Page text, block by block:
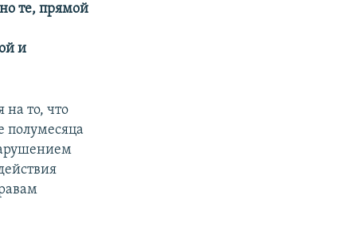
те, прямой
и
на то, что
полумесяца